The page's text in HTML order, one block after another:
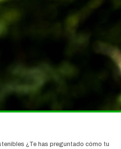
¿Te has preguntado cómo tu